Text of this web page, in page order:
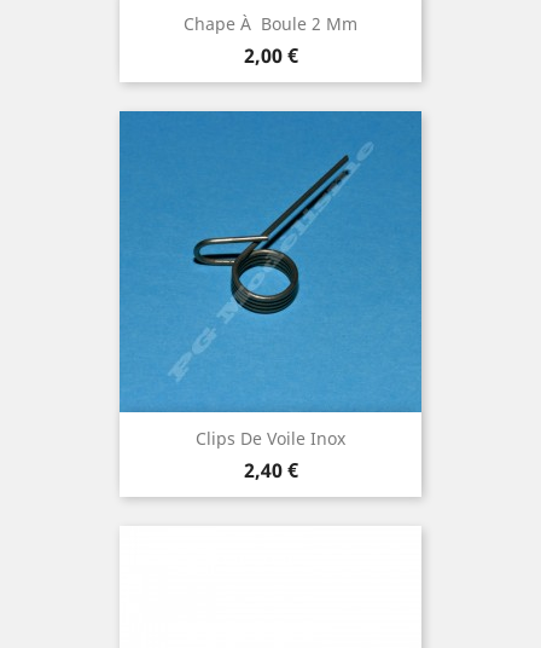
Chape À Boule 2 Mm
Prix
2,00 €
Clips De Voile Inox
Prix
2,40 €